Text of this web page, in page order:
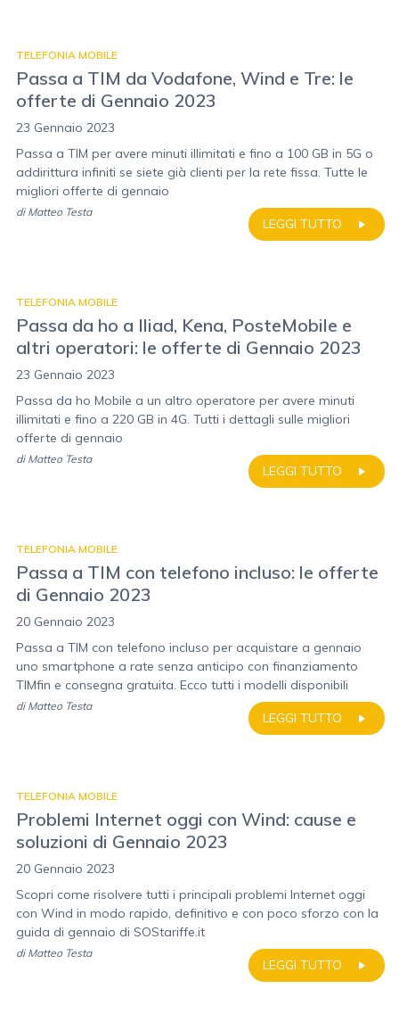
TELEFONIA MOBILE
Passa a TIM da Vodafone, Wind e Tre: le
offerte di Gennaio 2023
23 Gennaio 2023
Passa a TIM per avere minuti illimitati e fino a 100 GB in 5G o
addirittura infiniti se siete già clienti per la rete fissa. Tutte le
migliori offerte di gennaio
LEGGI TUTTO
di Matteo Testa
TELEFONIA MOBILE
Passa da ho a Iliad, Kena, PosteMobile e
altri operatori: le offerte di Gennaio 2023
23 Gennaio 2023
Passa da ho Mobile a un altro operatore per avere minuti
illimitati e fino a 220 GB in 4G. Tutti i dettagli sulle migliori
offerte di gennaio
LEGGI TUTTO
di Matteo Testa
TELEFONIA MOBILE
Passa a TIM con telefono incluso: le offerte
di Gennaio 2023
20 Gennaio 2023
Passa a TIM con telefono incluso per acquistare a gennaio
uno smartphone a rate senza anticipo con finanziamento
TIMfin e consegna gratuita. Ecco tutti i modelli disponibili
LEGGI TUTTO
di Matteo Testa
TELEFONIA MOBILE
Problemi Internet oggi con Wind: cause e
soluzioni di Gennaio 2023
20 Gennaio 2023
Scopri come risolvere tutti i principali problemi Internet oggi
con Wind in modo rapido, definitivo e con poco sforzo con la
guida di gennaio di SOStariffe.it
LEGGI TUTTO
di Matteo Testa